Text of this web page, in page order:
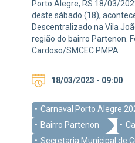
Porto Alegre, RS 18/03/
deste sábado (18),
Descentralizado na Vila
região do bairro Partenon.
Cardoso/SMCEC PMPA
18/03/2023 - 09:00
Carnaval Porto Alegre
Bairro Partenon
Secretaria Municipal de